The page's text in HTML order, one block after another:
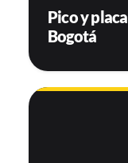
Pico y
Bogotá